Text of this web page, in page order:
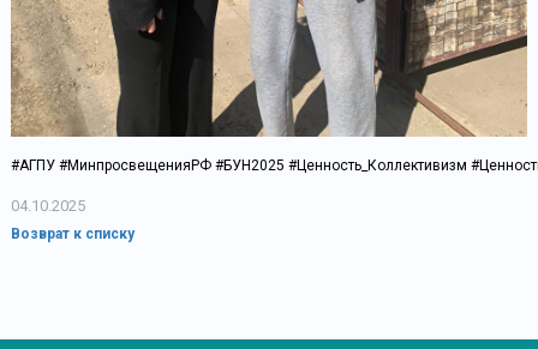
#АГПУ #МинпросвещенияРФ #БУН2025 #Ценность_Коллективизм
04.10.2025
Возврат к списку